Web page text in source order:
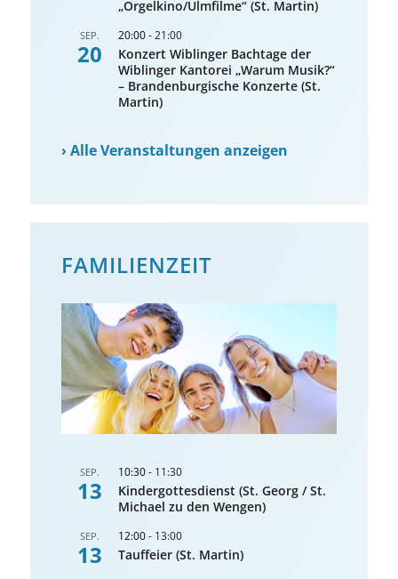
„Orgelkino/Ulmfilme“ (St. Martin)
SEP.
20
20:00-21:00
Konzert Wiblinger Bachtage der
Wiblinger Kantorei „Warum Musik?“
– Brandenburgische Konzerte (St.
Martin)
›Alle Veranstaltungen anzeigen
FAMILIENZEIT
SEP.
13
10:30- 11:30
Kindergottesdienst (St. Georg / St.
Michael zu den Wengen)
SEP.
13
12:00- 13:00
Tauffeier (St. Martin)